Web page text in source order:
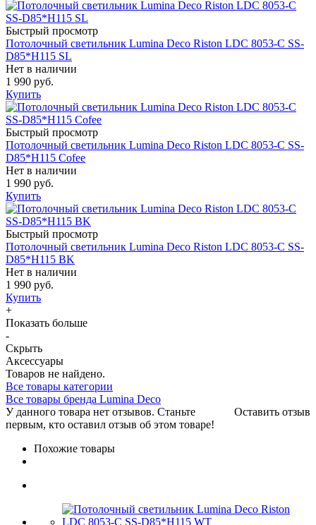
Быстрый просмотр
Потолочный светильник Lumina Deco Riston LDC 8053-C SS-
D85*H115 SL
Нет в наличии
1 990 руб.
Купить
Быстрый просмотр
Потолочный светильник Lumina Deco Riston LDC 8053-C SS-
D85*H115 Cofee
Нет в наличии
1 990 руб.
Купить
Быстрый просмотр
Потолочный светильник Lumina Deco Riston LDC 8053-C SS-
D85*H115 BK
Нет в наличии
1 990 руб.
Купить
+
Показать больше
-
Скрыть
Аксессуары
Товаров не найдено.
Все товары категории
Все товары бренда Lumina Deco
Оставить отзыв
У данного товара нет отзывов. Станьте
первым, кто оставил отзыв об этом товаре!
Похожие товары